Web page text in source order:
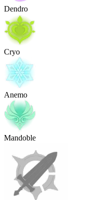
Dendro
Cryo
Anemo
Mandoble